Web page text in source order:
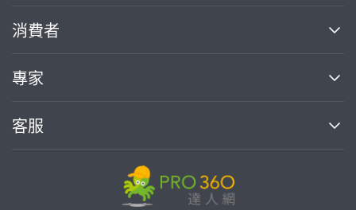
關於我們
部落格
加入我們
消費者
買服務
熱門服務
專家
案件中心
客服